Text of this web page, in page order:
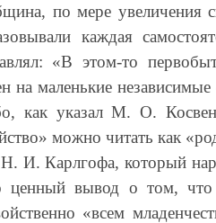
по мере увеличения
каждая
«В этом-то
на маленькие
как указал М. О.
можно читать как
Н. И. Карлгофа, который
вывод о том, что
«всем